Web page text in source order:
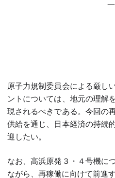
原子力規制委員会による厳し
ントについては、地元の理解
現されるべきである。今回の
供給を通じ、日本経済の持続
迎したい。
なお、高浜原発３・４号機に
ながら、再稼働に向けて前進